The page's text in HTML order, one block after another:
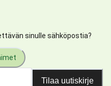
sinulle sähköpostia?
Tilaa uutiskirje